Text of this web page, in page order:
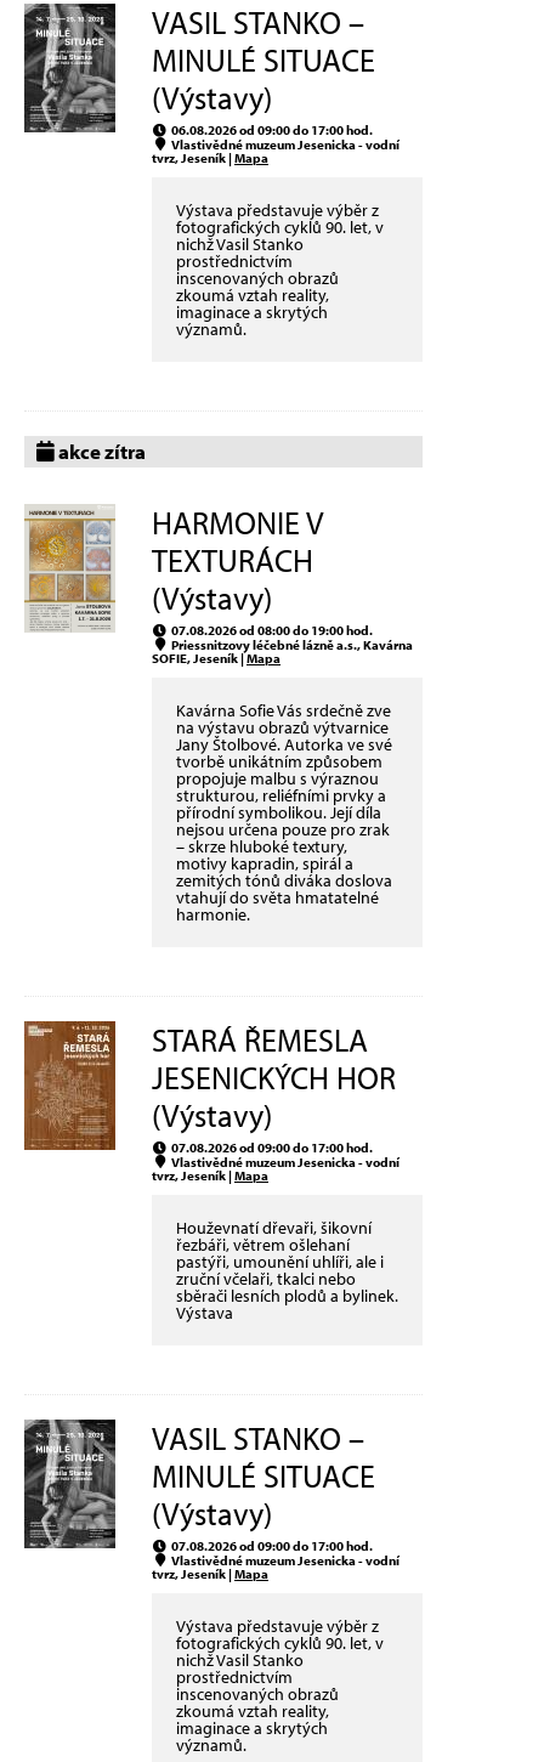
VASIL STANKO –
MINULÉ SITUACE
(Výstavy)
06.08.2026 od 09:00 do 17:00 hod.
Vlastivědné muzeum Jesenicka - vodní
tvrz, Jeseník |Mapa
Výstava představuje výběr z
fotografických cyklů 90. let, v
nichž Vasil Stanko
prostřednictvím
inscenovaných obrazů
zkoumá vztah reality,
imaginace a skrytých
významů.
akce zítra
HARMONIE V
TEXTURÁCH
(Výstavy)
07.08.2026 od 08:00 do 19:00 hod.
Priessnitzovy léčebné lázně a.s., Kavárna
SOFIE, Jeseník |Mapa
Kavárna Sofie Vás srdečně zve
na výstavu obrazů výtvarnice
Jany Štolbové. Autorka ve své
tvorbě unikátním způsobem
propojuje malbu s výraznou
strukturou, reliéfními prvky a
přírodní symbolikou. Její díla
nejsou určena pouze pro zrak
– skrze hluboké textury,
motivy kapradin, spirál a
zemitých tónů diváka doslova
vtahují do světa hmatatelné
harmonie.
STARÁ ŘEMESLA
JESENICKÝCH HOR
(Výstavy)
07.08.2026 od 09:00 do 17:00 hod.
Vlastivědné muzeum Jesenicka - vodní
tvrz, Jeseník |Mapa
Houževnatí dřevaři, šikovní
řezbáři, větrem ošlehaní
pastýři, umounění uhlíři, ale i
zruční včelaři, tkalci nebo
sběrači lesních plodů a bylinek.
Výstava
VASIL STANKO –
MINULÉ SITUACE
(Výstavy)
07.08.2026 od 09:00 do 17:00 hod.
Vlastivědné muzeum Jesenicka - vodní
tvrz, Jeseník |Mapa
Výstava představuje výběr z
fotografických cyklů 90. let, v
nichž Vasil Stanko
prostřednictvím
inscenovaných obrazů
zkoumá vztah reality,
imaginace a skrytých
významů.